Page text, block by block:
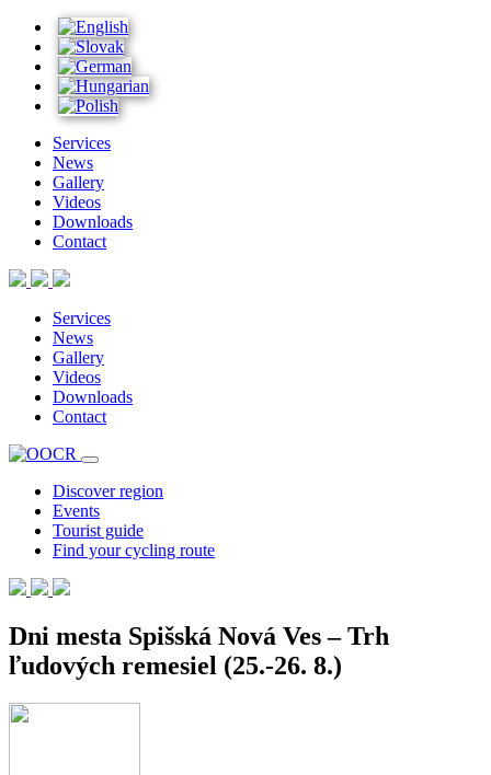
Services
News
Gallery
Videos
Downloads
Contact
Services
News
Gallery
Videos
Downloads
Contact
Discover region
Events
Tourist guide
Find your cycling route
Dni mesta Spišská Nová Ves – Trh
ľudových remesiel (25.-26. 8.)